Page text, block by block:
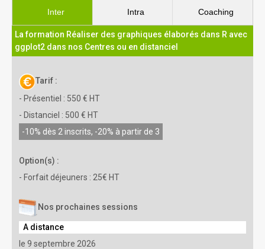
Inter Intra Coaching
La formation Réaliser des graphiques élaborés dans R avec
ggplot2 dans nos Centres ou en distanciel
Tarif :
- Présentiel : 550 € HT
- Distanciel : 500 € HT
-10% dès 2 inscrits, -20% à partir de 3
Option(s) :
- Forfait déjeuners : 25€ HT
Nos prochaines sessions
A distance
le 9 septembre 2026